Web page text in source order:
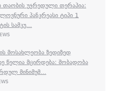
ᲗᲐᲝᲑᲘᲡ ᲣᲯᲠᲔᲓᲣᲚᲘ ᲗᲔᲠᲐᲞᲘᲐ:
ᲞᲐᲜᲙᲠᲔᲐᲡᲘ ᲢᲘᲞᲘ 1
ᲡᲐᲛᲙᲣ...
ᲛᲝᲡᲐᲮᲚᲔᲝᲑᲐ ᲖᲔᲓᲘᲖᲔᲓ
ᲬᲔᲚᲘᲐ ᲛᲪᲘᲠᲓᲔᲑᲐ: ᲨᲝᲑᲐᲓᲝᲑᲐ
ᲛᲘᲜᲘᲛᲣᲛ...